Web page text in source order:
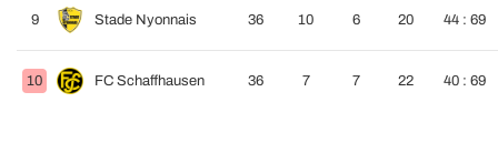
9 Stade Nyonnais 36 10 6 20 44 : 69
10 FC Schaffhausen 36 7 7 22 40 : 69